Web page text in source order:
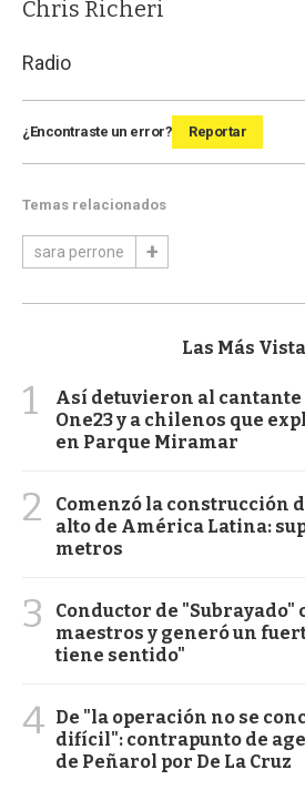
Chris Richeri
Radio
¿Encontraste un error? Reportar
Temas relacionados
sara perrone
Las Más
1
Así detuvieron al cantante
One23 y a chilenos que
en Parque Miramar
2
Comenzó la construcción
alto de América Latina:
metros
3
Conductor de "Subrayado"
maestros y generó un
tiene sentido"
4 De "la operación no se
difícil": contrapunto de
de Peñarol por De La Cruz